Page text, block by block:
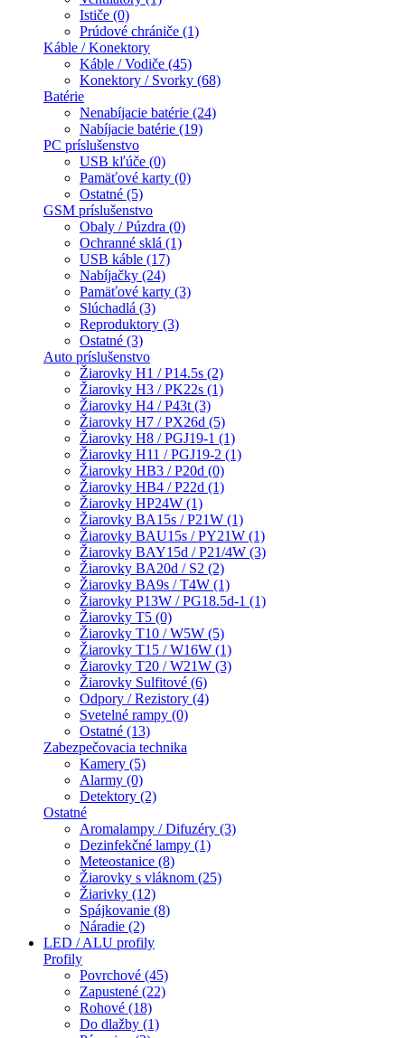
Ističe (0)
Prúdové chrániče (1)
Káble / Konektory
Káble / Vodiče (45)
Konektory / Svorky (68)
Batérie
Nenabíjacie batérie (24)
Nabíjacie batérie (19)
PC príslušenstvo
USB kľúče (0)
Pamäťové karty (0)
Ostatné (5)
GSM príslušenstvo
Obaly / Púzdra (0)
Ochranné sklá (1)
USB káble (17)
Nabíjačky (24)
Pamäťové karty (3)
Slúchadlá (3)
Reproduktory (3)
Ostatné (3)
Auto príslušenstvo
Žiarovky H1 / P14.5s (2)
Žiarovky H3 / PK22s (1)
Žiarovky H4 / P43t (3)
Žiarovky H7 / PX26d (5)
Žiarovky H8 / PGJ19-1 (1)
Žiarovky H11 / PGJ19-2 (1)
Žiarovky HB3 / P20d (0)
Žiarovky HB4 / P22d (1)
Žiarovky HP24W (1)
Žiarovky BA15s / P21W (1)
Žiarovky BAU15s / PY21W (1)
Žiarovky BAY15d / P21/4W (3)
Žiarovky BA20d / S2 (2)
Žiarovky BA9s / T4W (1)
Žiarovky P13W / PG18.5d-1 (1)
Žiarovky T5 (0)
Žiarovky T10 / W5W (5)
Žiarovky T15 / W16W (1)
Žiarovky T20 / W21W (3)
Žiarovky Sulfitové (6)
Odpory / Rezistory (4)
Svetelné rampy (0)
Ostatné (13)
Zabezpečovacia technika
Kamery (5)
Alarmy (0)
Detektory (2)
Ostatné
Aromalampy / Difuzéry (3)
Dezinfekčné lampy (1)
Meteostanice (8)
Žiarovky s vláknom (25)
Žiarivky (12)
Spájkovanie (8)
Náradie (2)
LED / ALU profily
Profily
Povrchové (45)
Zapustené (22)
Rohové (18)
Do dlažby (1)